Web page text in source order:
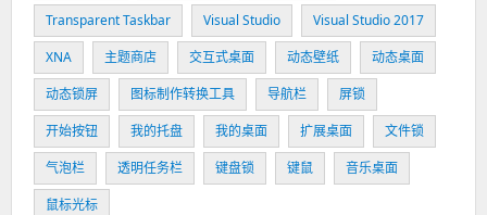
Transparent Taskbar
Visual Studio
Visual Studio 2017
XNA
主题商店 交互式桌面 动态壁纸
动态桌面
动态锁屏
图标制作转换工具 导航栏
屏锁
开始按钮
我的托盘 我的桌面 扩展桌面
文件锁
气泡栏
透明任务栏 键盘锁 键鼠
音乐桌面
鼠标光标